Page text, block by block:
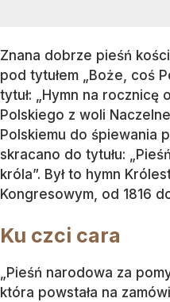
Znana dobrze pieśń
pod tytułem „Boże, coś
tytuł: „Hymn na rocznicę
Polskiego z woli
Polskiemu do śpiewania
skracano do tytułu:
króla”. Był to hymn
Kongresowym, od 1816
Ku czci cara
„Pieśń narodowa za
która powstała na